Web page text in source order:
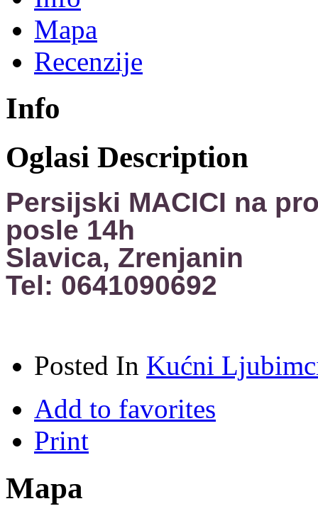
Mapa
Recenzije
Info
Oglasi Description
Persijski MACICI na
posle 14h
Slavica, Zrenjanin
Tel: 0641090692
Posted In Kućni
Add to favorites
Print
Mapa